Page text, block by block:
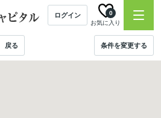
ログイン
お気に入り
0
戻る 条件を変更する